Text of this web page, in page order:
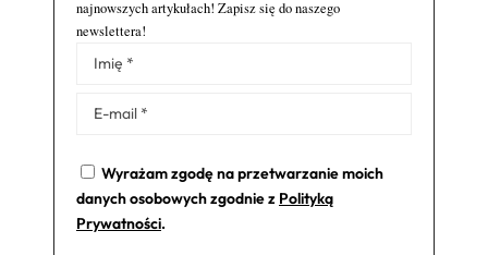
najnowszych artykułach! Zapisz się do naszego
newslettera!
Wyrażam zgodę na przetwarzanie moich
danych osobowych zgodnie z Polityką
Prywatności.
Alternative: